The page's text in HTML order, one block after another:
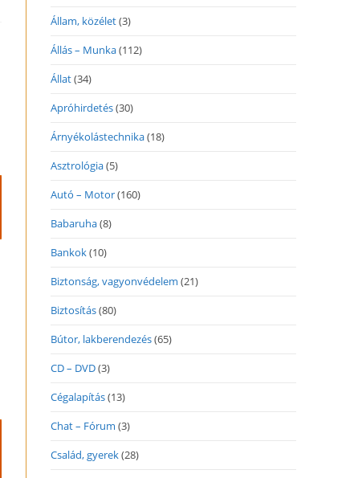
Állam, közélet(3)
Állás – Munka(112)
Állat(34)
Apróhirdetés(30)
Árnyékolástechnika(18)
Asztrológia(5)
Autó – Motor(160)
Babaruha(8)
Bankok(10)
Biztonság, vagyonvédelem (21)
Biztosítás(80)
Bútor, lakberendezés(65)
CD – DVD(3)
Cégalapítás(13)
Chat – Fórum (3)
Család, gyerek(28)